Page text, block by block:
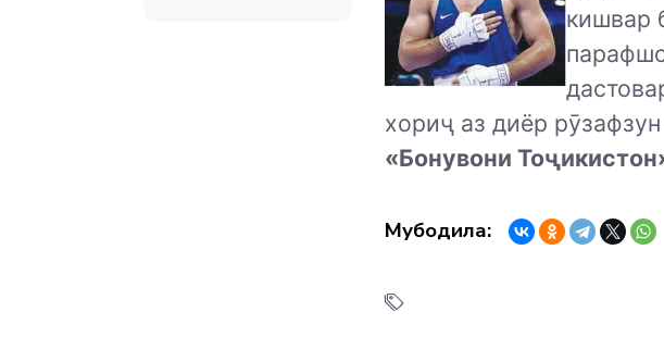
кишвар
хориҷ аз диёр
«Бонувони
Мубодила: